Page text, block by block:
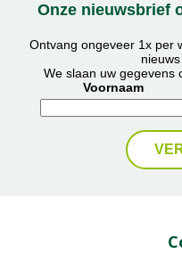
Onze nieuwsbrief
Ontvang ongeveer 1x per
We slaan uw gegevens
Voornaam